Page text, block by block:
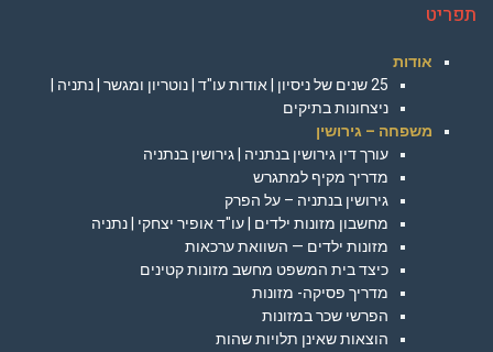
תפריט
אודות
25 שנים של ניסיון | אודות עו"ד | נוטריון ומגשר | נתניה |
ניצחונות בתיקים
משפחה – גירושין
עורך דין גירושין בנתניה | גירושין בנתניה
מדריך מקיף למתגרש
גירושין בנתניה – על הפרק
מחשבון מזונות ילדים | עו"ד אופיר יצחקי | נתניה
מזונות ילדים — השוואת ערכאות
כיצד בית המשפט מחשב מזונות קטינים
מדריך פסיקה- מזונות
הפרשי שכר במזונות
הוצאות שאינן תלויות שהות